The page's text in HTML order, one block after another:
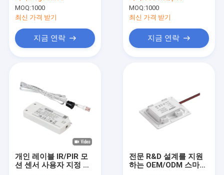
제품
비디오
회사 소개
핸드 웨이브 센서/터치
센서/도어 센서/캐비닛
위치
MOQ:1000
최신 가격 받기
지금 연락
IR 센서 스위치 CCT 제
어 센서 스위치
MOQ:1000
최신 가격 받기
지금 연락
개인 레이블 IR/PIR 모
션 센서 사용자 지정 로
전문 R&D 설계를 지원
하는 OEM/ODM 스마트